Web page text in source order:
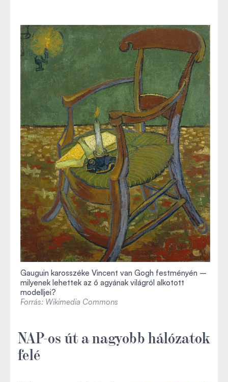
Gauguin karosszéke Vincent van Gogh festményén –
milyenek lehettek az ő agyának világról alkotott
modelljei?
Forrás: Wikimedia Commons
NAP-os út a nagyobb hálózatok
felé